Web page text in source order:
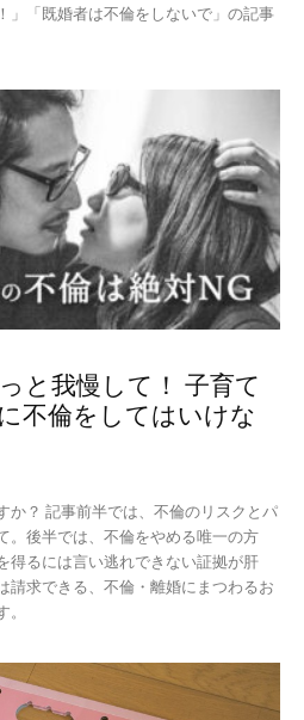
」「既婚者は不倫をしないで」の記事
と我慢して！ 子育て
不倫をしてはいけな
か？ 記事前半では、不倫のリスクとパ
。後半では、不倫をやめる唯一の方
得るには言い逃れできない証拠が肝
請求できる、不倫・離婚にまつわるお